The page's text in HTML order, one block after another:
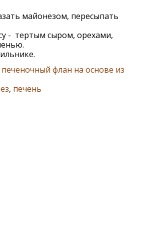
майонезом, пересыпать
- тертым сыром, орехами,
печеночный флан на основе из
, печень